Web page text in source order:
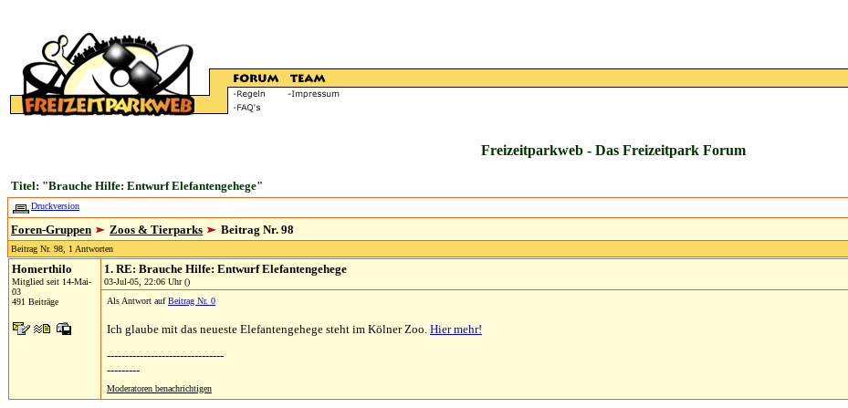
Freizeitparkweb - Das Freizeitpark Forum
Titel: "Brauche Hilfe: Entwurf Elefantengehege"
Druckversion
Foren-Gruppen Zoos & Tierparks Beitrag Nr. 98
Beitrag Nr. 98, 1 Antworten
Homerthilo
Mitglied seit 14-Mai-
03
491 Beiträge
1. RE: Brauche Hilfe: Entwurf Elefantengehege
03-Jul-05, 22:06 Uhr ()
Als Antwort aufBeitrag Nr. 0
Ich glaube mit das neueste Elefantengehege steht im Kölner Zoo. Hier mehr!
--------------------------------
---------
Moderatoren benachrichtigen